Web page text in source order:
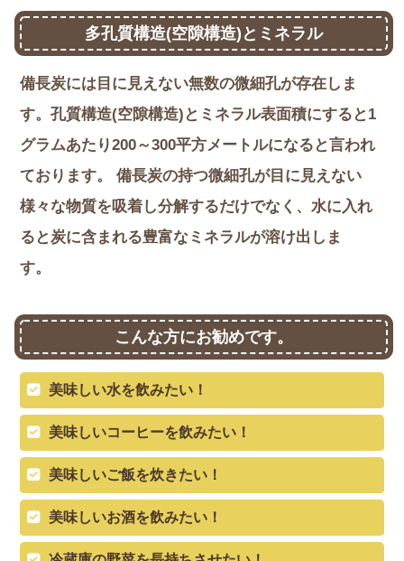
多孔質構造(空隙構造)とミネラル
備長炭には目に見えない無数の微細孔が存在しま
す。孔質構造(空隙構造)とミネラル表面積にすると1
グラムあたり200～300平方メートルになると言われ
ております。 備長炭の持つ微細孔が目に見えない
様々な物質を吸着し分解するだけでなく、水に入れ
ると炭に含まれる豊富なミネラルが溶け出しま
す。
こんな方にお勧めです。
美味しい水を飲みたい！
美味しいコーヒーを飲みたい！
美味しいご飯を炊きたい！
美味しいお酒を飲みたい！